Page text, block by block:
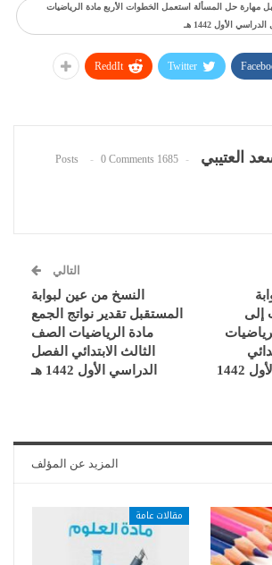
مهارة حل المسألة استعمل الخطوات الأربع مادة الرياضيات
الأول 1442 هـ
Twitter
ReddIt
العتيبي 1685 Posts
0 Comments
إلى
الفصل الدراسي الأول 1442
التالي
النسخ من عين لبوابة
المستقبل تقدير نواتج الجمع
مادة الرياضيات الصف
الثالث الابتدائي الفصل
الدراسي الأول 1442 هـ
المزيد عن المؤلف
مقالات عامة